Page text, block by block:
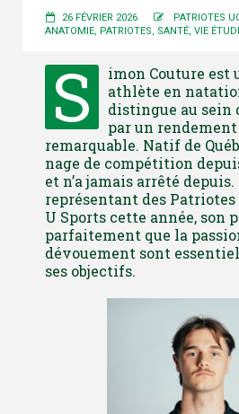
26 FÉVRIER 2026 PATRIOTES
ANATOMIE PATRIOTES SANTÉ VIE
S
imon Couture est
athlète en
distingue au sein
par un
remarquable. Natif de
nage de compétition
et n’a jamais arrêté depuis.
représentant des
U Sports cette année, son
parfaitement que la
dévouement sont
ses objectifs.